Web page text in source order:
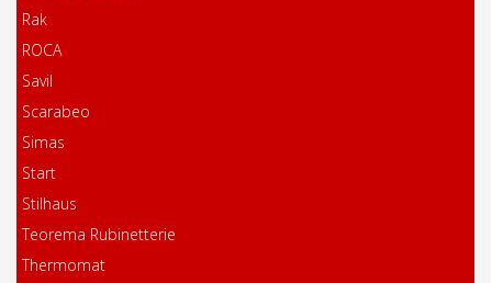
Rak
ROCA
Savil
Scarabeo
Simas
Start
Stilhaus
Teorema Rubinetterie
Thermomat